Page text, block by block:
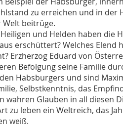
zu erreichen und in der
Welt beitrüge.
und Helden haben die
erschüttert? Welches Elend
Erzherzog Eduard von
Befolgung seine Familie
Habsburgers und sind
Selbstkenntnis, das
wahren Glauben in all diesen
zu leben ein Weltreich, das
weiß.